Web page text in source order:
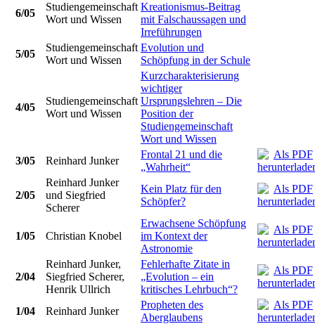
6/05
Studiengemeinschaft
Wort und Wissen
Kreationismus-Beitrag
mit Falschaussagen und
Irreführungen
5/05
Studiengemeinschaft
Wort und Wissen
Evolution und
Schöpfung in der Schule
4/05
Studiengemeinschaft
Wort und Wissen
Kurzcharakterisierung
wichtiger
Ursprungslehren – Die
Position der
Studiengemeinschaft
Wort und Wissen
3/05
Reinhard Junker
Frontal 21 und die
„Wahrheit“
2/05
Reinhard Junker
und Siegfried
Scherer
Kein Platz für den
Schöpfer?
1/05 Christian Knobel
Erwachsene Schöpfung
im Kontext der
Astronomie
2/04
Reinhard Junker,
Siegfried Scherer,
Henrik Ullrich
Fehlerhafte Zitate in
„Evolution – ein
kritisches Lehrbuch“?
1/04
Reinhard Junker
Propheten des
Aberglaubens